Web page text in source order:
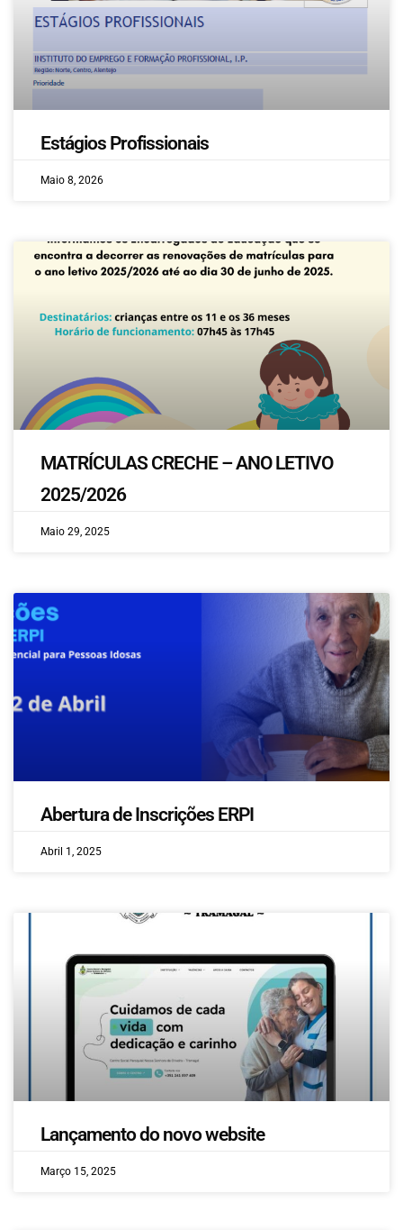
Estágios Profissionais
Maio 8, 2026
MATRÍCULAS CRECHE – ANO LETIVO
2025/2026
Maio 29, 2025
Abertura de Inscrições ERPI
Abril 1, 2025
Lançamento do novo website
Março 15, 2025